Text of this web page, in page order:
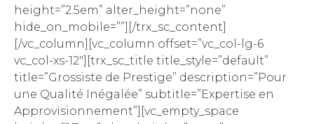
height=”2.5em” alter_height=”none”
hide_on_mobile=””][/trx_sc_content]
[/vc_column][vc_column offset=”vc_col-lg-6
vc_col-xs-12″][trx_sc_title title_style=”default”
title=”Grossiste de Prestige” description=”Pour
une Qualité Inégalée” subtitle=”Expertise en
Approvisionnement”][vc_empty_space